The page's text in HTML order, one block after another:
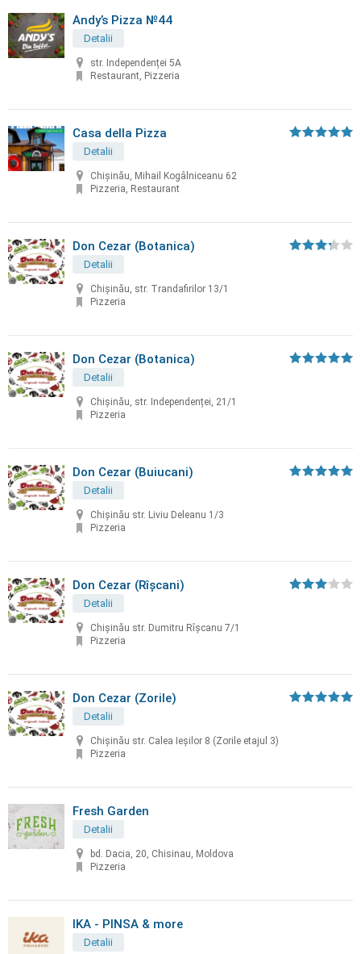
Andy’s Pizza №44
Detalii
str. Independenței 5A
Restaurant, Pizzeria
Casa della Pizza
Detalii
Chișinău, Mihail Kogâlniceanu 62
Pizzeria, Restaurant
Don Cezar (Botanica)
Detalii
Chișinău, str. Trandafirilor 13/1
Pizzeria
Don Cezar (Botanica)
Detalii
Chişinău, str. Independenței, 21/1
Pizzeria
Don Cezar (Buiucani)
Detalii
Chişinău str. Liviu Deleanu 1/3
Pizzeria
Don Cezar (Rîşcani)
Detalii
Chişinău str. Dumitru Rîşcanu 7/1
Pizzeria
Don Cezar (Zorile)
Detalii
Chișinău str. Calea Ieșilor 8 (Zorile etajul 3)
Pizzeria
Fresh Garden
Detalii
bd. Dacia, 20, Chisinau, Moldova
Pizzeria
IKA - PINSA & more
Detalii